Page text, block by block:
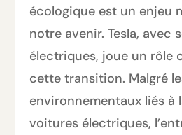
écologique est un enjeu
notre avenir. Tesla, avec
électriques, joue un rôle
cette transition. Malgré
environnementaux liés à
voitures électriques,